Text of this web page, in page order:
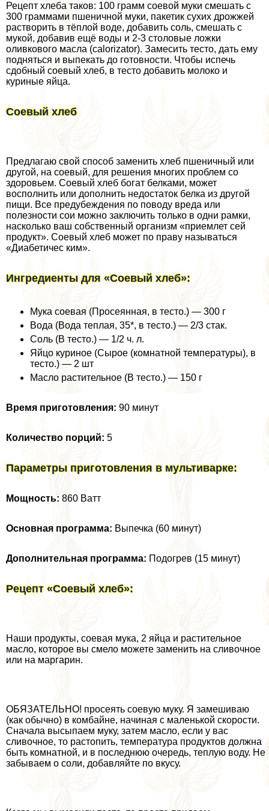
Рецепт хлеба таков: 100 грамм соевой муки смешать с
300 граммами пшеничной муки, пакетик сухих дрожжей
растворить в тёплой воде, добавить соль, смешать с
мукой, добавив ещё воды и 2-3 столовые ложки
оливкового масла (calorizator). Замесить тесто, дать ему
подняться и выпекать до готовности. Чтобы испечь
сдобный соевый хлеб, в тесто добавить молоко и
куриные яйца.
Соевый хлеб
Предлагаю свой способ заменить хлеб пшеничный или
другой, на соевый, для решения многих проблем со
здоровьем. Соевый хлеб богат белками, может
восполнить или дополнить недостаток белка из другой
пищи. Все предубеждения по поводу вреда или
полезности сои можно заключить только в одни рамки,
насколько ваш собственный организм «приемлет сей
продукт». Соевый хлеб может по праву называться
«Диабетичес ким».
Ингредиенты для «Соевый хлеб»:
Мука соевая (Просеянная, в тесто.) — 300 г
Вода (Вода теплая, 35*, в тесто.) — 2/3 стак.
Соль (В тесто.) — 1/2 ч. л.
Яйцо куриное (Сырое (комнатной температуры), в
тесто.) — 2 шт
Масло растительное (В тесто.) — 150 г
Время приготовления: 90 минут
Количество порций: 5
Параметры приготовления в мультиварке:
Мощность: 860 Ватт
Основная программа: Выпечка (60 минут)
Дополнительная программа: Подогрев (15 минут)
Рецепт «Соевый хлеб»:
Наши продукты, соевая мука, 2 яйца и растительное
масло, которое вы смело можете заменить на сливочное
или на маргарин.
ОБЯЗАТЕЛЬНО! просеять соевую муку. Я замешиваю
(как обычно) в комбайне, начиная с маленькой скорости.
Сначала высыпаем муку, затем масло, если у вас
сливочное, то растопить, температура продуктов должна
быть комнатной, и в последнюю очередь, теплую воду. Не
забываем о соли, добавляйте по вкусу.